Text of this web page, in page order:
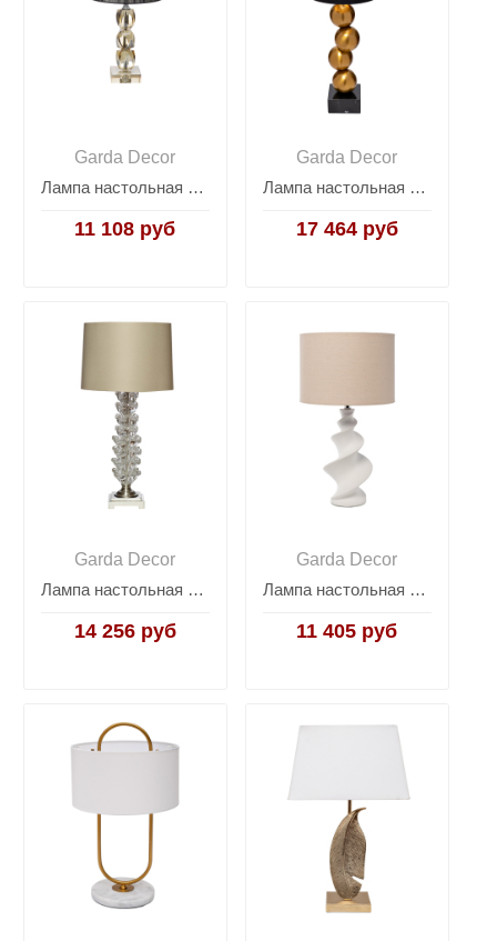
Garda Decor
Лампа настольная "хрустальная" с черным абажуром X281205G
11 108 руб
Garda Decor
Лампа настольная с черным абажуром K2KM1254TBR
17 464 руб
Garda Decor
Лампа настольная (коричневый абажур) 22-87508
14 256 руб
Garda Decor
Лампа настольная с кремовым абажуром 22-89170
11 405 руб